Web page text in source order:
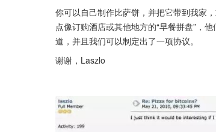
你可以自己制作比萨饼，并把它带到我家
点像订购酒店或其他地方的“早餐拼盘”，
道，并且我们可以制定出了一项协议。
谢谢，Laszlo